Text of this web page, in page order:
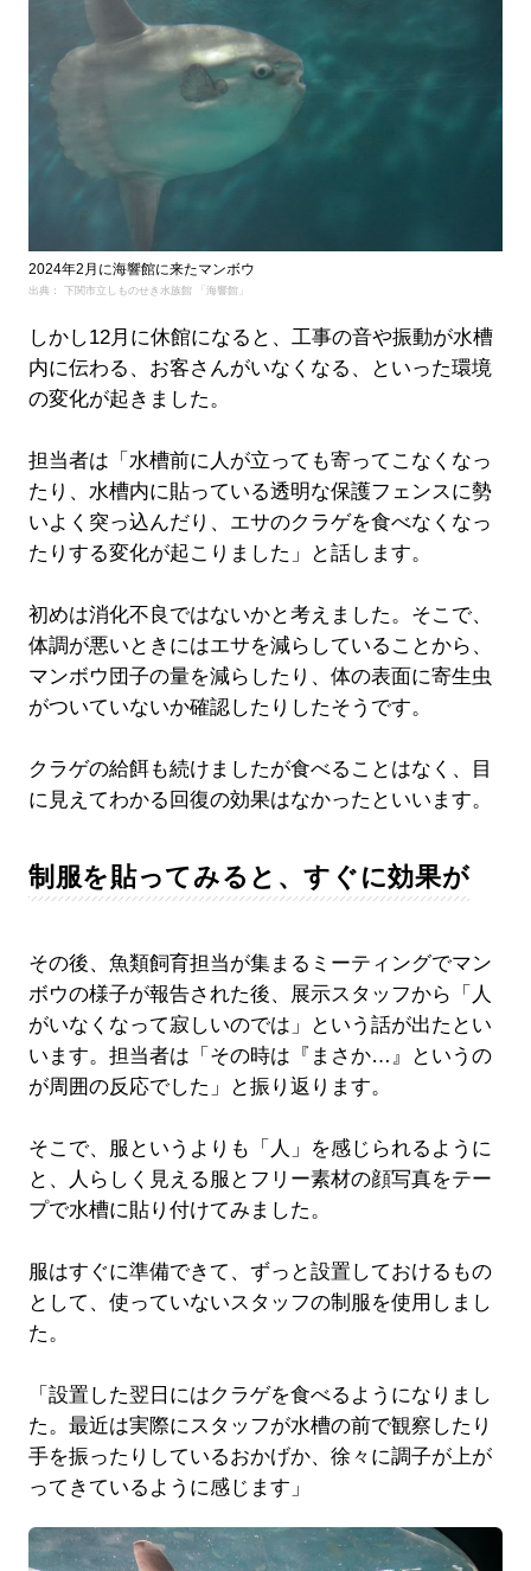
2024年2月に海響館に来たマンボウ
出典： 下関市立しものせき水族館 「海響館」
しかし12月に休館になると、工事の音や振動が水槽
内に伝わる、お客さんがいなくなる、といった環境
の変化が起きました。
担当者は「水槽前に人が立っても寄ってこなくなっ
たり、水槽内に貼っている透明な保護フェンスに勢
いよく突っ込んだり、エサのクラゲを食べなくなっ
たりする変化が起こりました」と話します。
初めは消化不良ではないかと考えました。そこで、
体調が悪いときにはエサを減らしていることから、
マンボウ団子の量を減らしたり、体の表面に寄生虫
がついていないか確認したりしたそうです。
クラゲの給餌も続けましたが食べることはなく、目
に見えてわかる回復の効果はなかったといいます。
制服を貼ってみると、すぐに効果が
その後、魚類飼育担当が集まるミーティングでマン
ボウの様子が報告された後、展示スタッフから「人
がいなくなって寂しいのでは」という話が出たとい
います。担当者は「その時は『まさか…』というの
が周囲の反応でした」と振り返ります。
そこで、服というよりも「人」を感じられるように
と、人らしく見える服とフリー素材の顔写真をテー
プで水槽に貼り付けてみました。
服はすぐに準備できて、ずっと設置しておけるもの
として、使っていないスタッフの制服を使用しまし
た。
「設置した翌日にはクラゲを食べるようになりまし
た。最近は実際にスタッフが水槽の前で観察したり
手を振ったりしているおかげか、徐々に調子が上が
ってきているように感じます」